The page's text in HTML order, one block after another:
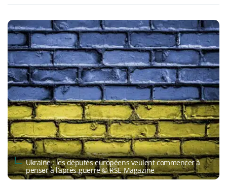
Ukraine : les députés européens veulent commencer à
penser à l’après-guerre © RSE Magazine